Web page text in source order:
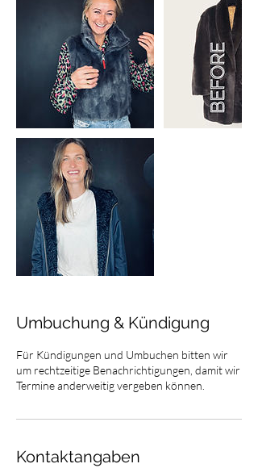
Umbuchung & Kündigung
Für Kündigungen und Umbuchen bitten wir
um rechtzeitige Benachrichtigungen, damit wir
Termine anderweitig vergeben können.
Kontaktangaben